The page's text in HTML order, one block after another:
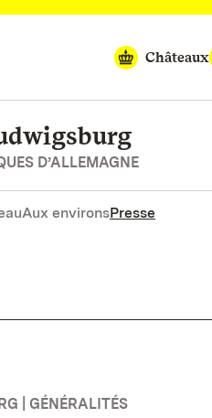
Châteaux
D’ALLEMAGNE
Aux environsPresse
| GÉNÉRALITÉS